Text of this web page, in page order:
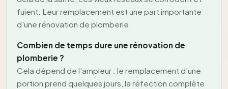
fuient. Leur remplacement est une part importante
d'une rénovation de plomberie.
Combien de temps dure une rénovation de
plomberie ?
Cela dépend de l'ampleur : le remplacement d'une
portion prend quelques jours, la réfection complète